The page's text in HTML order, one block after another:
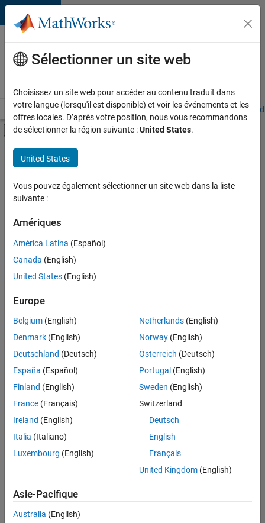
Passer au contenu
Votre
carrière
chez
Accueil Explorer nos opportunités Adresses de nos bureaux
Activer/désactiver l'affichage du menu
Contenu principal
FILTRER PAR
Programme destiné aux nouvelles carrières (EDG)
Technologies de l’information
Ingénierie de la qualité
Enregistrer
sélectionnées
Les
descriptions
poste
n’ont
pas
été
traduites.
Effectuez
lieu
pour
Sélectionner un site web
Choisissez un site web pour accéder au contenu traduit dans
votre langue (lorsqu'il est disponible) et voir les événements et les
offres locales. D’après votre position, nous vous recommandons
de sélectionner la région suivante :United States.
United States
Vous pouvez également sélectionner un site web dans la liste
suivante :
Amériques
América Latina (Español)
Canada (English)
United States (English)
Europe
Belgium (English)
Denmark (English)
Deutschland (Deutsch)
España (Español)
Finland (English)
France (Français)
Ireland (English)
Italia (Italiano)
Luxembourg (English)
Netherlands(English)
Norway(English)
Österreich (Deutsch)
Portugal (English)
Sweden (English)
Switzerland
Deutsch
English
Français
United Kingdom(English)
Asie-Pacifique
Australia (English)